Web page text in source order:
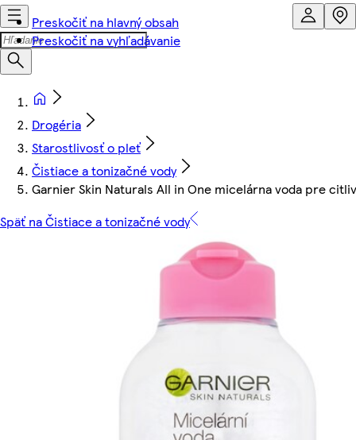
Preskočiť na hlavný obsah
Preskočiť na vyhľadávanie
Drogéria
Starostlivosť o pleť
Čistiace a tonizačné vody
Garnier Skin Naturals All in One micelárna voda pre
Späť na Čistiace a tonizačné vody